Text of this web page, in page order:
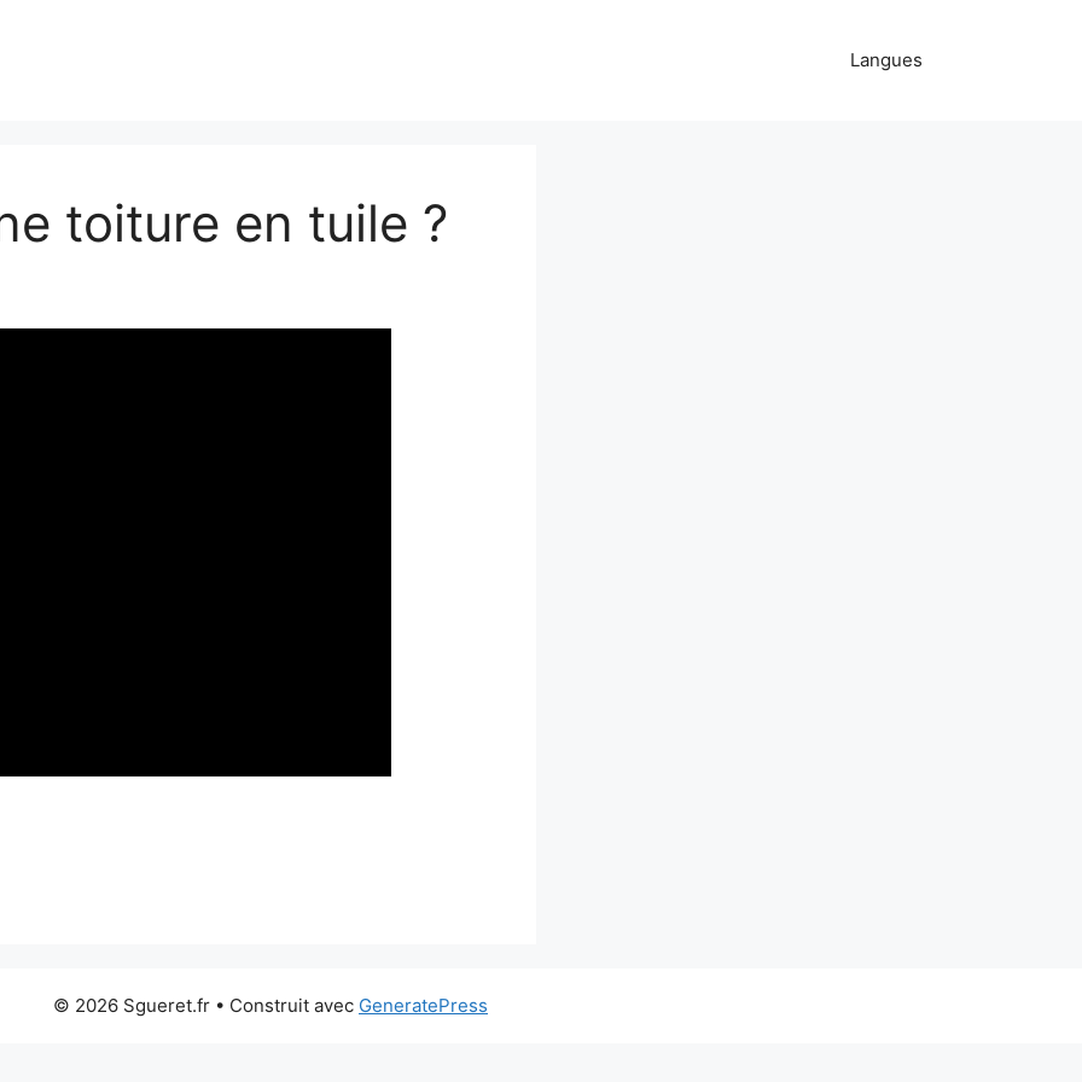
Langues
toiture en tuile ?
© 2026 Sgueret.fr • Construit avec GeneratePress